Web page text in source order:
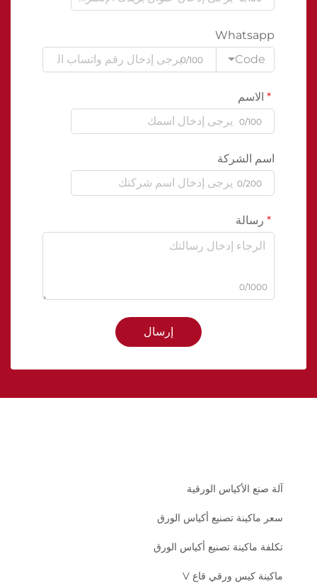
Whatsapp
Code
0/100
الاسم
0/100
اسم الشركة
0/200
رسالة
0/1000
إرسال
آلة صنع الأكياس الورقية
سعر ماكينة تصنيع أكياس الورق
تكلفة ماكينة تصنيع أكياس الورق
ماكينة كيس ورقي قاع V